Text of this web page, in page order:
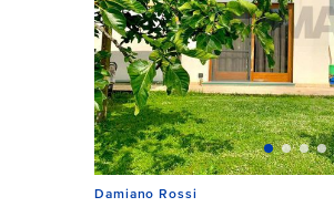
Damiano Rossi